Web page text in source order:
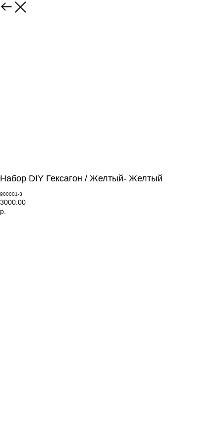
Набор DIY Гексагон / Желтый- Желтый
900001-3
3000.00
р.